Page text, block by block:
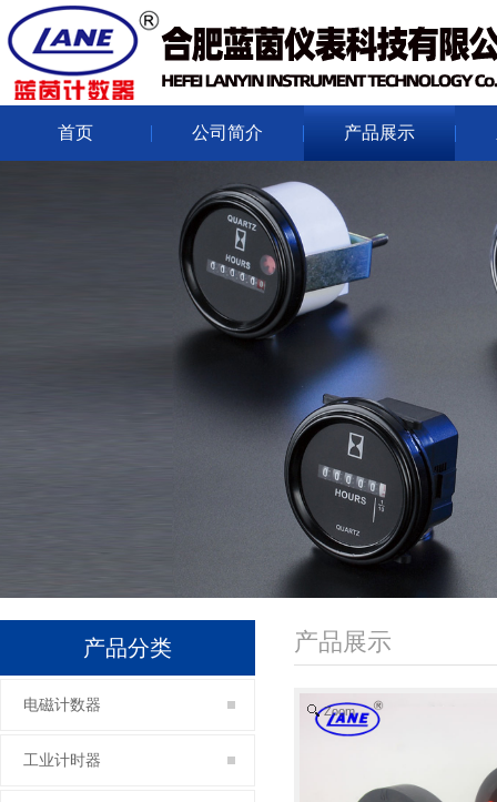
首页 公司简介 产品展示
产品分类
电磁计数器
工业计时器
产品展示
Zoom